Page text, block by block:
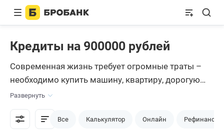
Кредиты на 900000 рублей
Современная жизнь требует огромные траты –
необходимо купить машину, квартиру, дорогую
технику, ежегодно ездить на отдых. И деньги на
все это проще всего взять в
российские банки делают довольно выгодные
Развернуть
Все Калькулятор Онлайн